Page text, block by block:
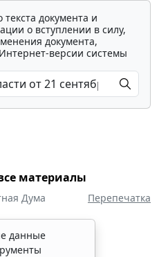
документа и
о вступлении в силу,
документа,
версии системы
материалы
Дума Перепечатка
данные